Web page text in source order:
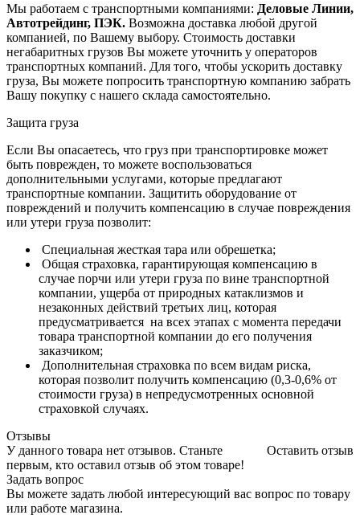
Мы работаем с транспортными компаниями: Деловые Линии,
Автотрейдинг, ПЭК. Возможна доставка любой другой
компанией, по Вашему выбору. Стоимость доставки
негабаритных грузов Вы можете уточнить у операторов
транспортных компаний. Для того, чтобы ускорить доставку
груза, Вы можете попросить транспортную компанию забрать
Вашу покупку с нашего склада самостоятельно.
Защита груза
Если Вы опасаетесь, что груз при транспортировке может
быть поврежден, то можете воспользоваться
дополнительными услугами, которые предлагают
транспортные компании. Защитить оборудование от
повреждений и получить компенсацию в случае повреждения
или утери груза позволит:
Специальная жесткая тара или обрешетка;
Общая страховка, гарантирующая компенсацию в
случае порчи или утери груза по вине транспортной
компании, ущерба от природных катаклизмов и
незаконных действий третьих лиц, которая
предусматривается на всех этапах с момента передачи
товара транспортной компании до его получения
заказчиком;
Дополнительная страховка по всем видам риска,
которая позволит получить компенсацию (0,3-0,6% от
стоимости груза) в непредусмотренных основной
страховкой случаях.
Отзывы
Оставить отзыв
У данного товара нет отзывов. Станьте
первым, кто оставил отзыв об этом товаре!
Задать вопрос
Вы можете задать любой интересующий вас вопрос по товару
или работе магазина.